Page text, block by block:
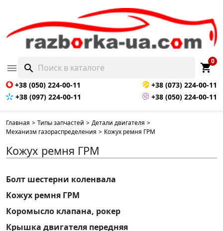
 search shopping_cart
0
+38 (050) 224-00-11
+38 (073) 224-00-11
+38 (097) 224-00-11
+38 (050) 224-00-11
Главная > Типы запчастей > Детали двигателя >
Механизм газораспределения > Кожух ремня ГРМ
Кожух ремня ГРМ
Болт шестерни коленвала
Кожух ремня ГРМ
Коромысло клапана, рокер
Крышка двигателя передняя